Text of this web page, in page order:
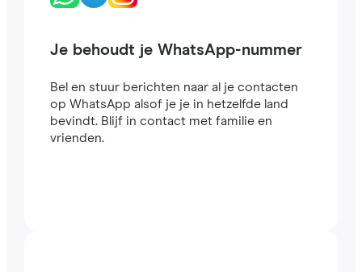
Je behoudt je WhatsApp-nummer
Bel en stuur berichten naar al je contacten
op WhatsApp alsof je je in hetzelfde land
bevindt. Blijf in contact met familie en
vrienden.